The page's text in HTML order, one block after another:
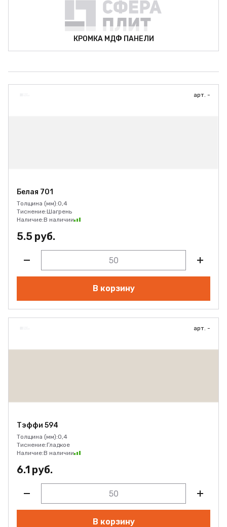
КРОМКА МДФ ПАНЕЛИ
арт. -
Белая 701
Толщина (мм):0,4
Тиснение:Шагрень
Наличие:В наличии
5.5 руб.
В корзину
арт. -
Тэффи 594
Толщина (мм):0,4
Тиснение:Гладкое
Наличие:В наличии
6.1 руб.
В корзину